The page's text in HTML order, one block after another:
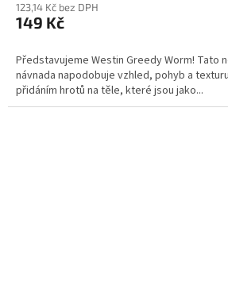
123,14 Kč bez DPH
149 Kč
Představujeme Westin Greedy Worm! Tato
návnada napodobuje vzhled, pohyb a
přidáním hrotů na těle, které jsou jako...